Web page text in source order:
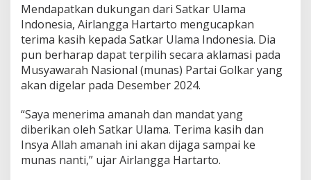
Mendapatkan dukungan dari Satkar Ulama
Indonesia, Airlangga Hartarto mengucapkan
terima kasih kepada Satkar Ulama Indonesia. Dia
pun berharap dapat terpilih secara aklamasi pada
Musyawarah Nasional (munas) Partai Golkar yang
akan digelar pada Desember 2024.
“Saya menerima amanah dan mandat yang
diberikan oleh Satkar Ulama. Terima kasih dan
Insya Allah amanah ini akan dijaga sampai ke
munas nanti,” ujar Airlangga Hartarto.